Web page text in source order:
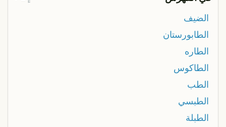
الضيف
الطابورستان
الطاره
الطاكوس
الطب
الطبسي
الطبلة